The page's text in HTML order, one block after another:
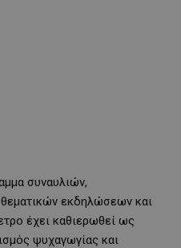
συναυλιών,
εκδηλώσεων και
έχει καθιερωθεί ως
ψυχαγωγίας και